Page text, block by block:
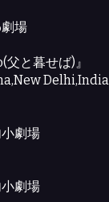
劇場
と暮せば)』
Delhi,India
劇場
劇場